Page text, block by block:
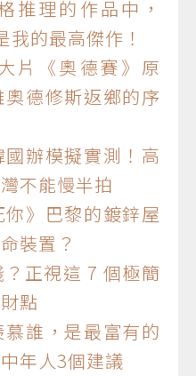
理的作品中，
我的最高傑作！
片《奧德賽》原
德修斯返鄉的序
辦模擬實測！高
不能慢半拍
》巴黎的鍍鋅屋
裝置？
正視這 7 個極簡
點
誰，是最富有的
年人3個建議